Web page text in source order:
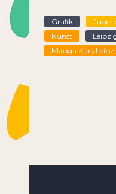
Grafik
Kunst
Manga Kurs